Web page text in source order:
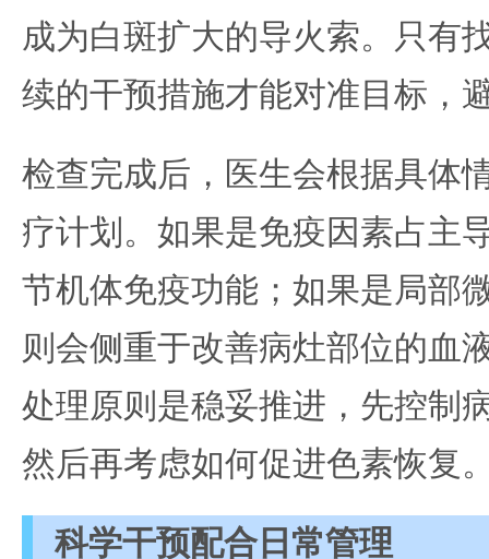
成为白斑扩大的导火索。只有
续的干预措施才能对准目标，
检查完成后，医生会根据具体
疗计划。如果是免疫因素占主
节机体免疫功能；如果是局部
则会侧重于改善病灶部位的血
处理原则是稳妥推进，先控制
然后再考虑如何促进色素恢复
科学干预配合日常管理